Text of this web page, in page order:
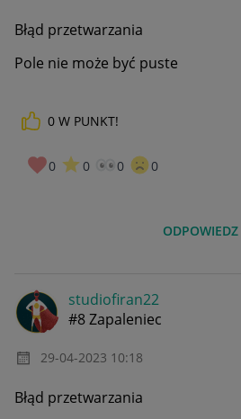
Błąd przetwarzania
Pole nie może być puste
0 W PUNKT!
0 0 0 0
ODPOWIEDZ
studiofiran22
#8 Zapaleniec
‎29-04-2023 10:18
Błąd przetwarzania